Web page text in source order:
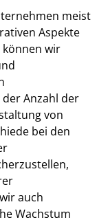
meist
Aspekte
können wir
Anzahl der
von
bei den
auch
Wachstum